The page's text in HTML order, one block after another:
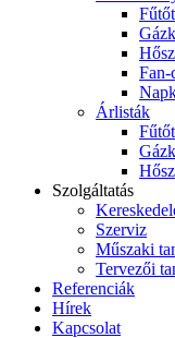
Árlisták
Szolgáltatás
Szerviz
Műszaki
Tervezői
Referenciák
Hírek
Kapcsolat